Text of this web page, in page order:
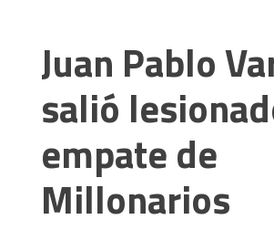
Juan Pablo
salió
empate de
Millonarios